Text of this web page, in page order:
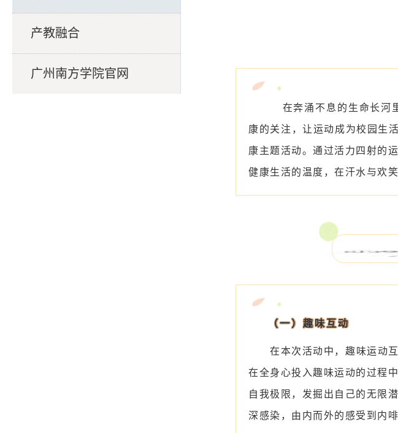
产教融合
广州南方学院官网
在奔涌不息的生命长河
康的关注，让运动成为校园生
康主题活动。通过活力四射的
健康生活的温度，在汗水与欢
（一）趣味互动
在本次活动中，趣味运动
在全身心投入趣味运动的过程
自我极限，发掘出自己的无限
深感染，由内而外的感受到内